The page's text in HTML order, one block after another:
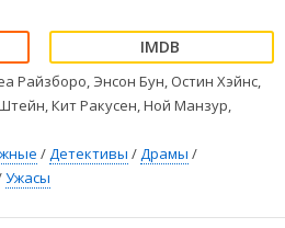
Райзборо, Энсон Бун, Остин Хэйнс,
Кит Ракусен, Ной Манзур,
/Детективы /Драмы /
Ужасы